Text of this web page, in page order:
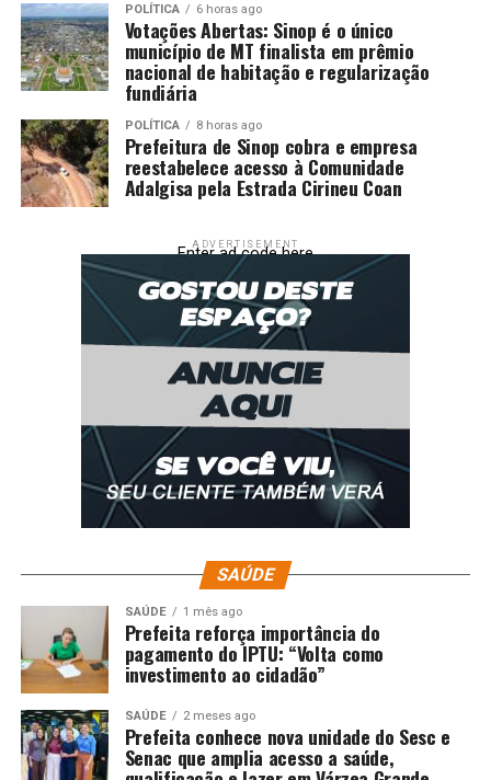
POLÍTICA 6 horas ago
Votações Abertas: Sinop é o único
município de MT finalista em prêmio
nacional de habitação e regularização
fundiária
POLÍTICA 8 horas ago
Prefeitura de Sinop cobra e empresa
reestabelece acesso à Comunidade
Adalgisa pela Estrada Cirineu Coan
ADVERTISEMENT
Enter ad code here
SAÚDE
SAÚDE 1 mês ago
Prefeita reforça importância do
pagamento do IPTU: “Volta como
investimento ao cidadão”
SAÚDE 2 meses ago
Prefeita conhece nova unidade do Sesc e
Senac que amplia acesso a saúde,